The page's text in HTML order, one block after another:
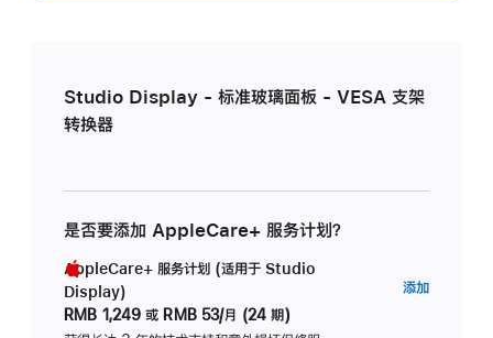
Studio Display - 标准玻璃面板 - VESA 支架
转换器
是否要添加 AppleCare+ 服务计划？
AppleCare+ 服务计划 (适用于 Studio
Display)
RMB 1,249 或 RMB 53/月 (24 期)
添加